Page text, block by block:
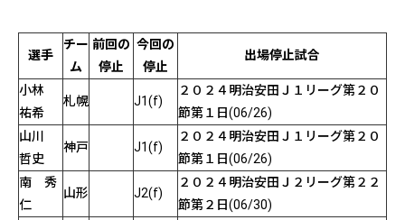
選手
チー
ム
前回の
停止
今回の
停止
出場停止試合
小林
祐希
札幌 J1(f)
２０２４明治安田Ｊ１リーグ第２０
節第１日(06/26)
山川
哲史
神戸 J1(f)
２０２４明治安田Ｊ１リーグ第２０
節第１日(06/26)
南 秀
仁
山形 J2(f)
２０２４明治安田Ｊ２リーグ第２２
節第２日(06/30)